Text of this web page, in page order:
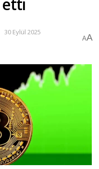
30 Eylül 2025
AA